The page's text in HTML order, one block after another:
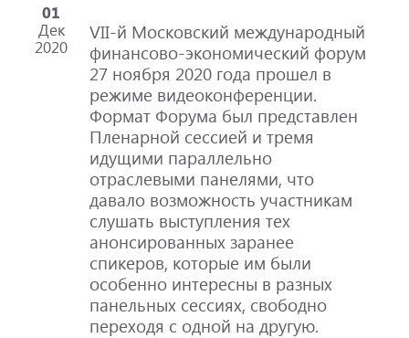
01
Дек
2020
VII-й Московский международный
финансово-экономический форум
27 ноября 2020 года прошел в
режиме видеоконференции.
Формат Форума был представлен
Пленарной сессией и тремя
идущими параллельно
отраслевыми панелями, что
давало возможность участникам
слушать выступления тех
анонсированных заранее
спикеров, которые им были
особенно интересны в разных
панельных сессиях, свободно
переходя с одной на другую.